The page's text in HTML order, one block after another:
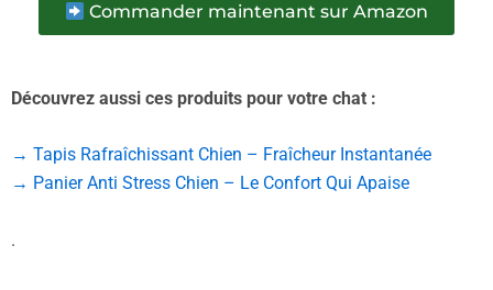
Commander maintenant sur Amazon
Découvrez aussi ces produits pour votre chat :
→ Tapis Rafraîchissant Chien – Fraîcheur Instantanée
→ Panier Anti Stress Chien – Le Confort Qui Apaise
.